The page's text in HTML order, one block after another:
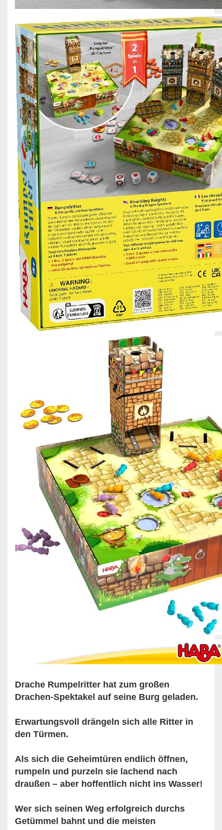
Drache Rumpelritter hat zum großen
Drachen-Spektakel auf seine Burg geladen.
Erwartungsvoll drängeln sich alle Ritter in
den Türmen.
Als sich die Geheimtüren endlich öffnen,
rumpeln und purzeln sie lachend nach
draußen – aber hoffentlich nicht ins Wasser!
Wer sich seinen Weg erfolgreich durchs
Getümmel bahnt und die meisten